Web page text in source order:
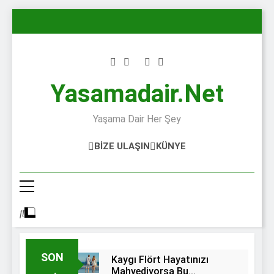
Yasamadair.net
Yaşama Dair Her Şey
BIZE ULAŞIN KÜNYE
SON
Kaygı Flört Hayatınızı
Mahvediyorsa Bu